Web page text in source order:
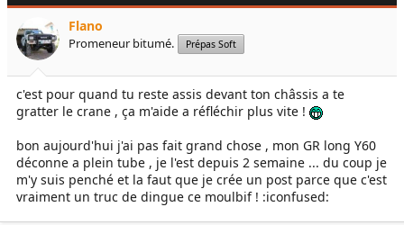
Flano
Promeneur bitumé. Prépas Soft
c'est pour quand tu reste assis devant ton châssis a te
gratter le crane , ça m'aide a réfléchir plus vite !
bon aujourd'hui j'ai pas fait grand chose , mon GR long Y60
déconne a plein tube , je l'est depuis 2 semaine ... du coup je
m'y suis penché et la faut que je crée un post parce que c'est
vraiment un truc de dingue ce moulbif ! :iconfused: